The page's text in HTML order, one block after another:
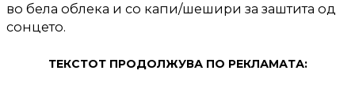
во бела облека и со капи/шешири за заштита од
сонцето.
ТЕКСТОТ ПРОДОЛЖУВА ПО РЕКЛАМАТА: